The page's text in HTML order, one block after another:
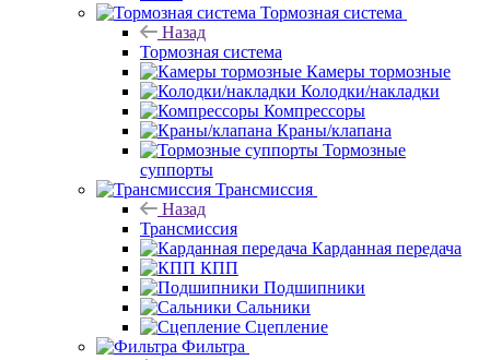
Тормозная система
Назад
Тормозная система
Камеры тормозные
Колодки/накладки
Компрессоры
Краны/клапана
Тормозные
суппорты
Трансмиссия
Назад
Трансмиссия
Карданная передача
КПП
Подшипники
Сальники
Сцепление
Фильтра